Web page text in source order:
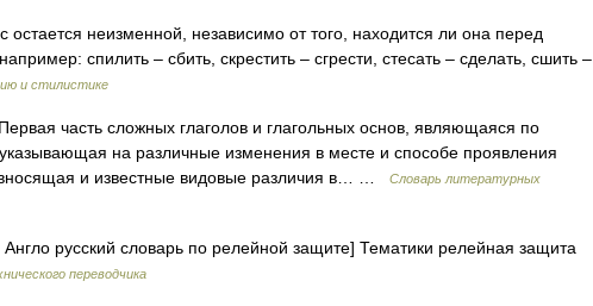
неизменной, независимо от того, находится ли она перед
спилить – сбить, скрестить – сгрести, стесать – сделать, сшить –
и стилистике
часть сложных глаголов и глагольных основ, являющаяся по
на различные изменения в месте и способе проявления
вносящая и известные видовые различия в… …
Словарь литературных
русский словарь по релейной защите] Тематики релейная защита
переводчика